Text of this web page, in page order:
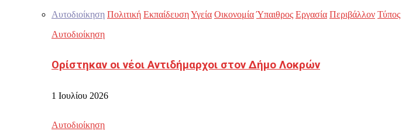
Αυτοδιοίκηση Πολιτική ΕκπαίδευσηΥγεία Οικονομία Ύπαιθρος Εργασία Περιβάλλον Τύπος
Αυτοδιοίκηση
Ορίστηκαν οι νέοι Αντιδήμαρχοι στον Δήμο Λοκρών
1 Ιουλίου 2026
Αυτοδιοίκηση